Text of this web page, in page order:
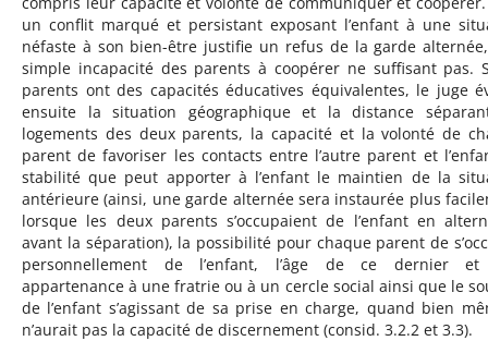
un conflit marqué et persistant exposant l’enfant à une
néfaste à son bien-être justifie un refus de la garde
simple incapacité des parents à coopérer ne suffisant pas.
parents ont des capacités éducatives équivalentes, le juge
ensuite la situation géographique et la distance
logements des deux parents, la capacité et la volonté de
parent de favoriser les contacts entre l’autre parent et
stabilité que peut apporter à l’enfant le maintien de la
antérieure (ainsi, une garde alternée sera instaurée plus
lorsque les deux parents s’occupaient de l’enfant en
avant la séparation), la possibilité pour chaque parent de
personnellement de l’enfant, l’âge de ce dernier
appartenance à une fratrie ou à un cercle social ainsi que le
de l’enfant s’agissant de sa prise en charge, quand bien
n’aurait pas la capacité de discernement (consid. 3.2.2 et 3.3).